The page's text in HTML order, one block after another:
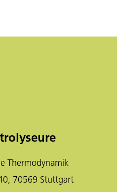
Thermodynamik
70569 Stuttgart